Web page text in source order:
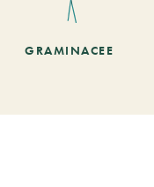
GRAMINACEE